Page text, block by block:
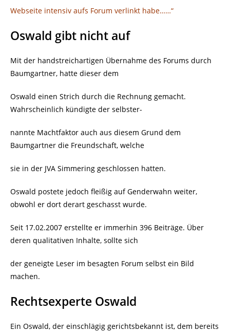
Webseite intensiv aufs Forum verlinkt habe……“
Oswald gibt nicht auf
Mit der handstreichartigen Übernahme des Forums durch
Baumgartner, hatte dieser dem
Oswald einen Strich durch die Rechnung gemacht.
Wahrscheinlich kündigte der selbster-
nannte Machtfaktor auch aus diesem Grund dem
Baumgartner die Freundschaft, welche
sie in der JVA Simmering geschlossen hatten.
Oswald postete jedoch fleißig auf Genderwahn weiter,
obwohl er dort derart geschasst wurde.
Seit 17.02.2007 erstellte er immerhin 396 Beiträge. Über
deren qualitativen Inhalte, sollte sich
der geneigte Leser im besagten Forum selbst ein Bild
machen.
Rechtsexperte Oswald
Ein Oswald, der einschlägig gerichtsbekannt ist, dem bereits